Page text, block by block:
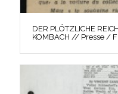
DER PLÖTZLICHE
KOMBACH // Presse /